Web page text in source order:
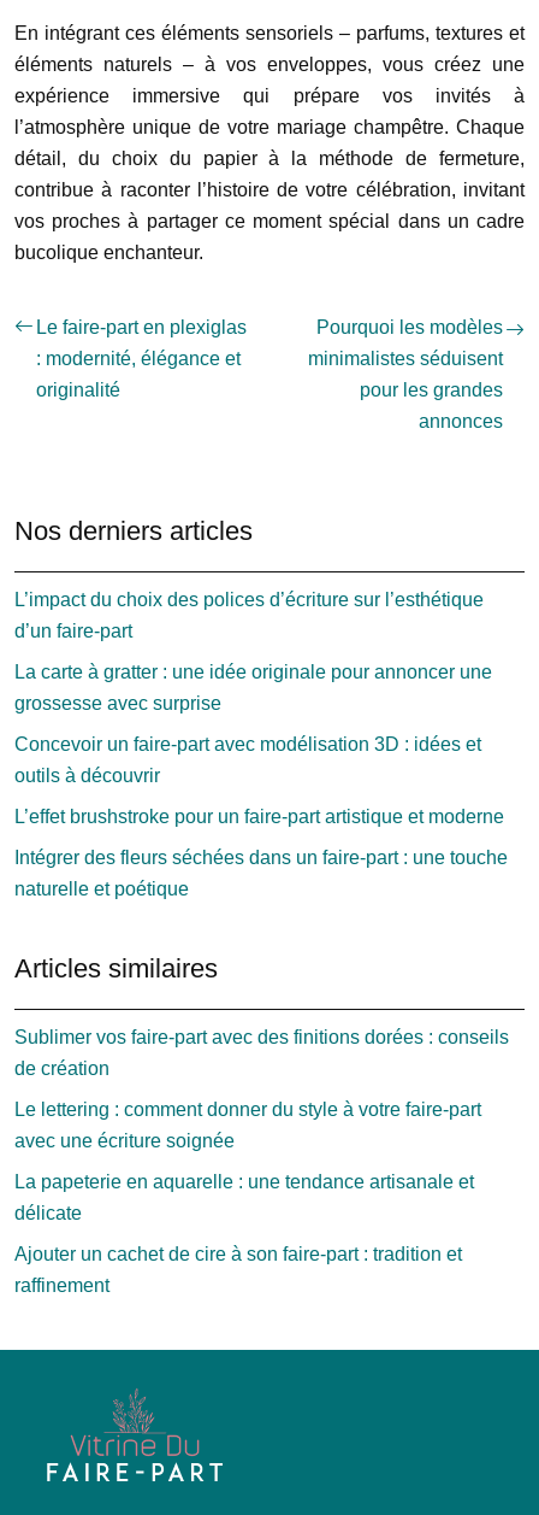
En intégrant ces éléments sensoriels – parfums, textures et
éléments naturels – à vos enveloppes, vous créez une
expérience immersive qui prépare vos invités à
l’atmosphère unique de votre mariage champêtre. Chaque
détail, du choix du papier à la méthode de fermeture,
contribue à raconter l’histoire de votre célébration, invitant
vos proches à partager ce moment spécial dans un cadre
bucolique enchanteur.
Le faire-part en plexiglas
: modernité, élégance et
originalité
Pourquoi les modèles
minimalistes séduisent
pour les grandes
annonces
Nos derniers articles
L’impact du choix des polices d’écriture sur l’esthétique
d’un faire-part
La carte à gratter : une idée originale pour annoncer une
grossesse avec surprise
Concevoir un faire-part avec modélisation 3D : idées et
outils à découvrir
L’effet brushstroke pour un faire-part artistique et moderne
Intégrer des fleurs séchées dans un faire-part : une touche
naturelle et poétique
Articles similaires
Sublimer vos faire-part avec des finitions dorées : conseils
de création
Le lettering : comment donner du style à votre faire-part
avec une écriture soignée
La papeterie en aquarelle : une tendance artisanale et
délicate
Ajouter un cachet de cire à son faire-part : tradition et
raffinement